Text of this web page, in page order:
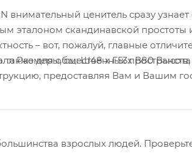
внимательный ценитель сразу
эталоном скандинавской простоты
– вот, пожалуй, главные
для общественных пространств,
предоставляя Вам и Вашим
Материал сиденья:
взрослых людей.